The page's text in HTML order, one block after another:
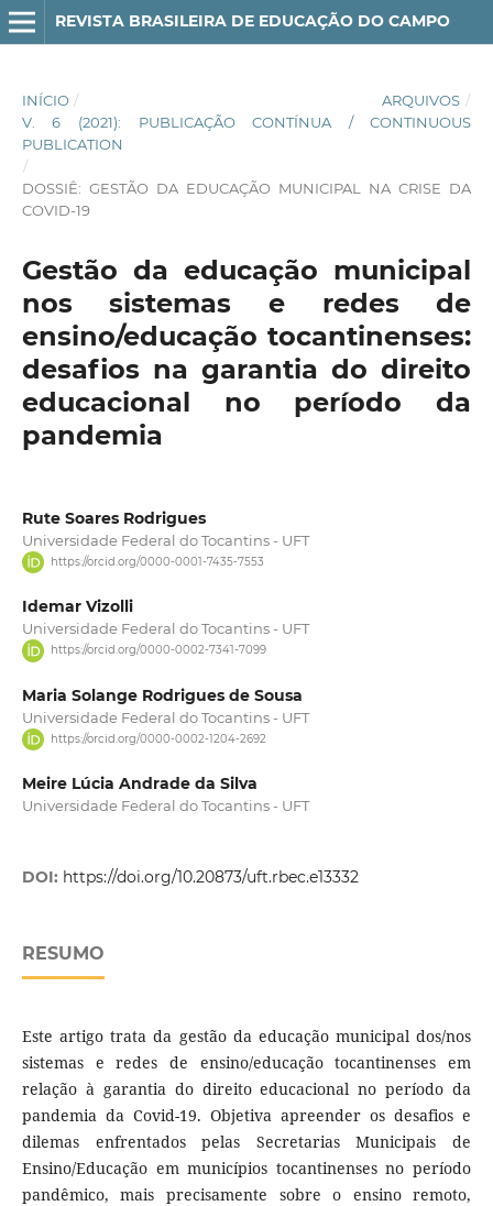
REVISTA BRASILEIRA DE EDUCAÇÃO DO CAMPO
INÍCIO / ARQUIVOS /
V. 6 (2021): PUBLICAÇÃO CONTÍNUA / CONTINUOUS
PUBLICATION
/
DOSSIÊ: GESTÃO DA EDUCAÇÃO MUNICIPAL NA CRISE DA
COVID-19
Gestão da educação municipal
nos sistemas e redes de
ensino/educação tocantinenses:
desafios na garantia do direito
educacional no período da
pandemia
Rute Soares Rodrigues
Universidade Federal do Tocantins - UFT
https://orcid.org/0000-0001-7435-7553
Idemar Vizolli
Universidade Federal do Tocantins - UFT
https://orcid.org/0000-0002-7341-7099
Maria Solange Rodrigues de Sousa
Universidade Federal do Tocantins - UFT
https://orcid.org/0000-0002-1204-2692
Meire Lúcia Andrade da Silva
Universidade Federal do Tocantins - UFT
DOI: https://doi.org/10.20873/uft.rbec.e13332
RESUMO
Este artigo trata da gestão da educação municipal dos/nos
sistemas e redes de ensino/educação tocantinenses em
relação à garantia do direito educacional no período da
pandemia da Covid-19. Objetiva apreender os desafios e
dilemas enfrentados pelas Secretarias Municipais de
Ensino/Educação em municípios tocantinenses no período
pandêmico, mais precisamente sobre o ensino remoto,